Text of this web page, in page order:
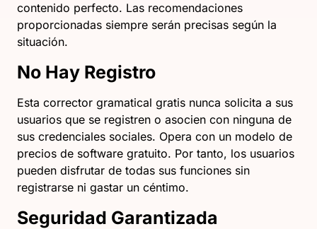
contenido perfecto. Las recomendaciones
proporcionadas siempre serán precisas según la
situación.
No Hay Registro
Esta corrector gramatical gratis nunca solicita a sus
usuarios que se registren o asocien con ninguna de
sus credenciales sociales. Opera con un modelo de
precios de software gratuito. Por tanto, los usuarios
pueden disfrutar de todas sus funciones sin
registrarse ni gastar un céntimo.
Seguridad Garantizada